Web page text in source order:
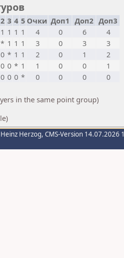
2 3 4 5 Очки Доп1 Доп2 Доп3
1 1 1 1 4 0 6
4
* 1 1 1 3 0 3
3
0 * 1 1 2 0 1
2
0 0 * 1 1 0 0
1
0 0 0 * 0 0 0
0
in the same point group)
Herzog, CMS-Version 14.07.2026